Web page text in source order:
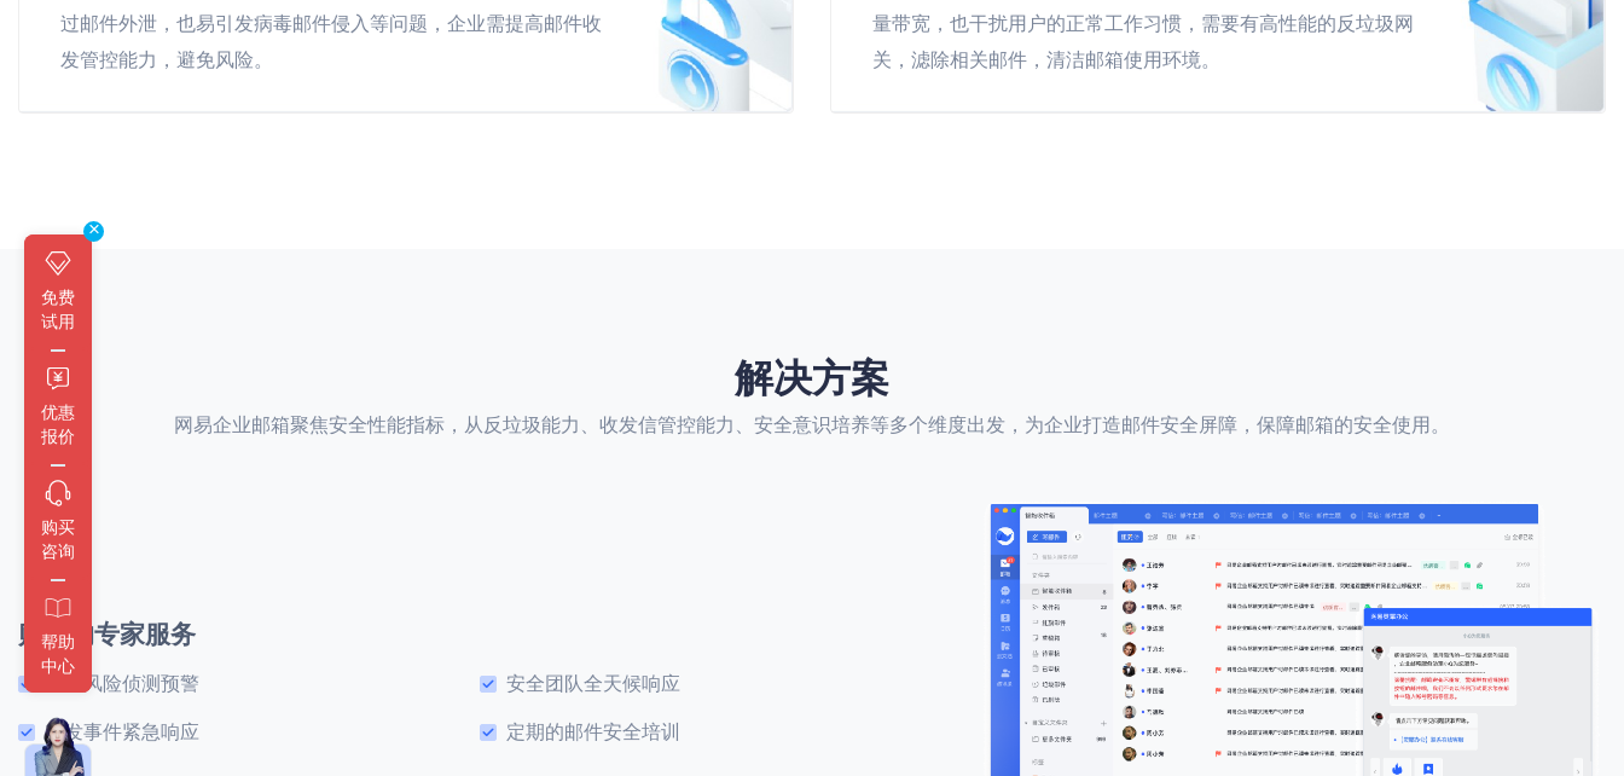
过邮件外泄，也易引发病毒邮件侵入等问题，企业需提高邮件收
发管控能力，避免风险。
量带宽，也干扰用户的正常工作习惯，需要有高性能的反垃圾网
关，滤除相关邮件，清洁邮箱使用环境。
解决方案
网易企业邮箱聚焦安全性能指标，从反垃圾能力、收发信管控能力、安全意识培养等多个维度出发，为企业打造邮件安全屏障，保障邮箱的安全使用。
贴心的专家服务
高危风险侦测预警 安全团队全天候响应
突发事件紧急响应 定期的邮件安全培训
×
免费
试用
优惠
报价
购买
咨询
帮助
中心